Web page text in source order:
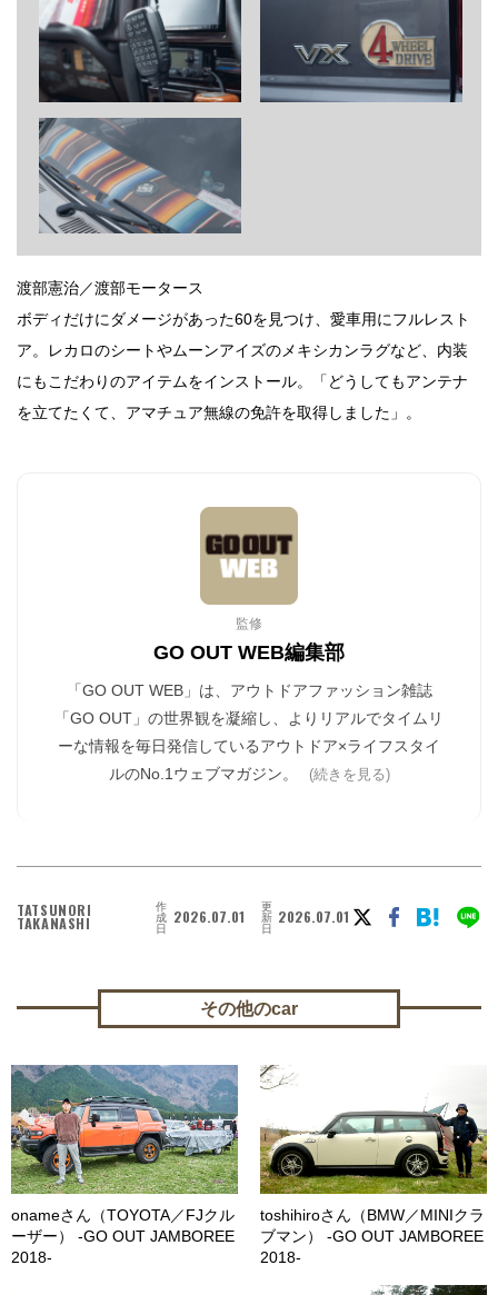
渡部憲治／渡部モータース
ボディだけにダメージがあった60を見つけ、愛車用にフルレスト
ア。レカロのシートやムーンアイズのメキシカンラグなど、内装
にもこだわりのアイテムをインストール。「どうしてもアンテナ
を立てたくて、アマチュア無線の免許を取得しました」。
監修
GO OUT WEB編集部
「GO OUT WEB」は、アウトドアファッション雑誌
「GO OUT」の世界観を凝縮し、よりリアルでタイムリ
ーな情報を毎日発信しているアウトドア×ライフスタイ
ルのNo.1ウェブマガジン。
(続きを見る)
TATSUNORI
TAKANASHI
作
成
日
2026.07.01 更
新
日
2026.07.01
その他のcar
onameさん（TOYOTA／FJクル
ーザー） -GO OUT JAMBOREE
2018-
toshihiroさん（BMW／MINIクラ
ブマン） -GO OUT JAMBOREE
2018-